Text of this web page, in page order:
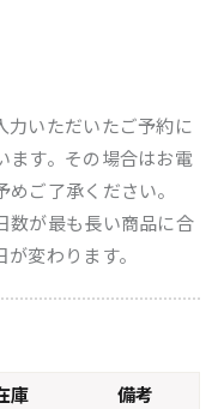
力いただいたご予約に
ます。その場合はお電
ご了承ください。
数が最も長い商品に合
変わります。
庫
備考